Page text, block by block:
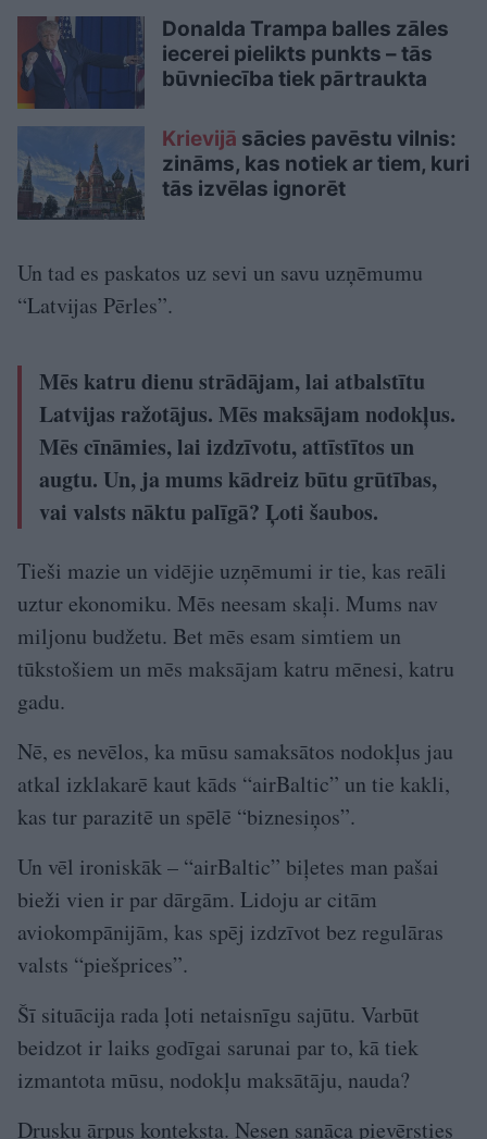
Donalda Trampa balles zāles
iecerei pielikts punkts – tās
būvniecība tiek pārtraukta
Krievijā sācies pavēstu vilnis:
zināms, kas notiek ar tiem, kuri
tās izvēlas ignorēt
Un tad es paskatos uz sevi un savu uzņēmumu
“Latvijas Pērles”.
Mēs katru dienu strādājam, lai atbalstītu
Latvijas ražotājus. Mēs maksājam nodokļus.
Mēs cīnāmies, lai izdzīvotu, attīstītos un
augtu. Un, ja mums kādreiz būtu grūtības,
vai valsts nāktu palīgā? Ļoti šaubos.
Tieši mazie un vidējie uzņēmumi ir tie, kas reāli
uztur ekonomiku. Mēs neesam skaļi. Mums nav
miljonu budžetu. Bet mēs esam simtiem un
tūkstošiem un mēs maksājam katru mēnesi, katru
gadu.
Nē, es nevēlos, ka mūsu samaksātos nodokļus jau
atkal izklakarē kaut kāds “airBaltic” un tie kakli,
kas tur parazitē un spēlē “biznesiņos”.
Un vēl ironiskāk – “airBaltic” biļetes man pašai
bieži vien ir par dārgām. Lidoju ar citām
aviokompānijām, kas spēj izdzīvot bez regulāras
valsts “piešprices”.
Šī situācija rada ļoti netaisnīgu sajūtu. Varbūt
beidzot ir laiks godīgai sarunai par to, kā tiek
izmantota mūsu, nodokļu maksātāju, nauda?
Drusku ārpus konteksta. Nesen sanāca pievērsties